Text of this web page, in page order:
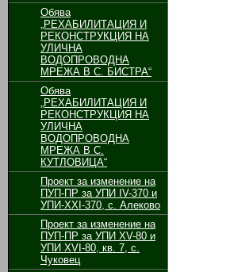
Обява
„РЕХАБИЛИТАЦИЯ И
РЕКОНСТРУКЦИЯ НА
УЛИЧНА
ВОДОПРОВОДНА
МРЕЖА В С. БИСТРА“
Обява
„РЕХАБИЛИТАЦИЯ И
РЕКОНСТРУКЦИЯ НА
УЛИЧНА
ВОДОПРОВОДНА
МРЕЖА В С.
КУТЛОВИЦА“
Проект за изменение на
ПУП-ПР за УПИ ІV-370 и
УПИ-ХХІ-370, с. Алеково
Проект за изменение на
ПУП-ПР за УПИ ХV-80 и
УПИ ХVІ-80, кв. 7, с.
Чуковец